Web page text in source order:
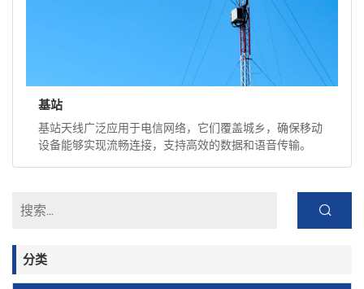
基站
基站天线广泛应用于电信网络，它们覆盖城乡，确保移动
设备能够实现流畅连接，支持高效的数据和语音传输。
分类